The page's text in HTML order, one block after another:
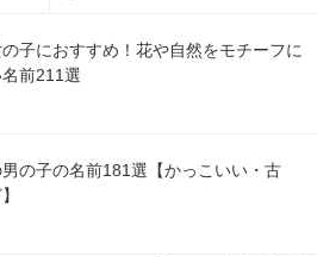
子におすすめ！花や自然をモチーフに
前211選
の子の名前181選【かっこいい・古